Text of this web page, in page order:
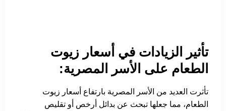
تأثير الزيادات في أسعار زيوت
الطعام على الأسر المصرية:
تأثرت العديد من الأسر المصرية بارتفاع أسعار زيوت
الطعام، مما جعلها تبحث عن بدائل أرخص أو تقليص